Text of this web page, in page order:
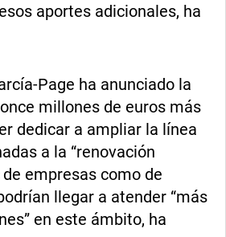
aportes adicionales, ha
Page ha anunciado la
once millones de euros más
dedicar a ampliar la línea
a la “renovación
empresas como de
llegar a atender “más
en este ámbito, ha